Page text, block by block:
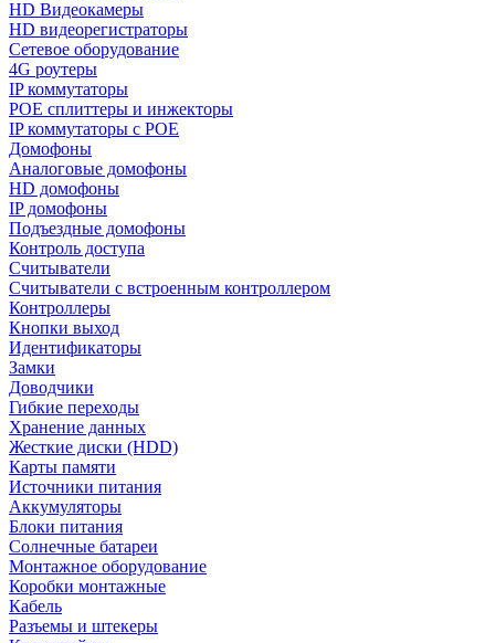
HD Видеокамеры
HD видеорегистраторы
Сетевое оборудование
4G роутеры
IP коммутаторы
POE сплиттеры и инжекторы
IP коммутаторы с POE
Домофоны
Аналоговые домофоны
HD домофоны
IP домофоны
Подъездные домофоны
Контроль доступа
Считыватели
Считыватели с встроенным контроллером
Контроллеры
Кнопки выход
Идентификаторы
Замки
Доводчики
Гибкие переходы
Хранение данных
Жесткие диски (HDD)
Карты памяти
Источники питания
Аккумуляторы
Блоки питания
Солнечные батареи
Монтажное оборудование
Коробки монтажные
Кабель
Разъемы и штекеры